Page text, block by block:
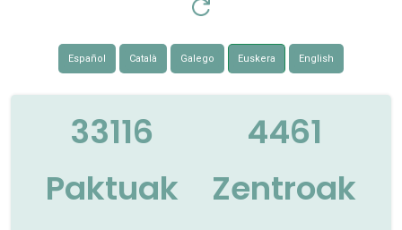
Español Català Galego Euskera English
33116
Paktuak
4461
Zentroak